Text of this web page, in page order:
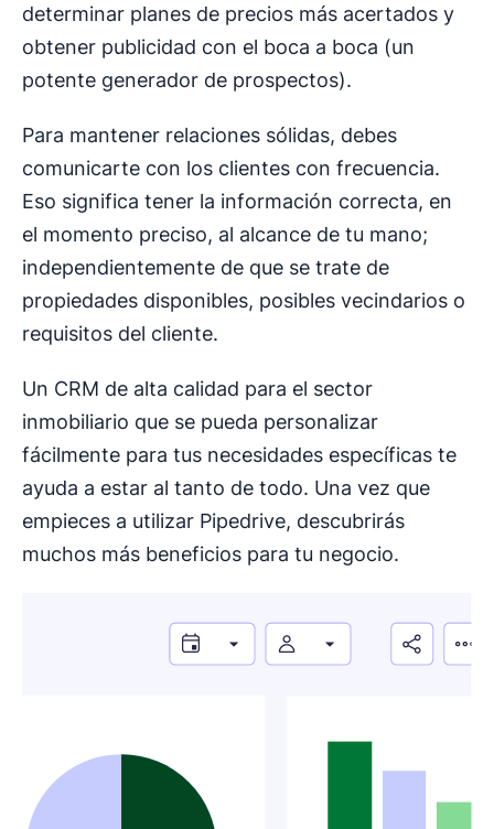
determinar planes de precios más acertados y
obtener publicidad con el boca a boca (un
potente generador de prospectos).
Para mantener relaciones sólidas, debes
comunicarte con los clientes con frecuencia.
Eso significa tener la información correcta, en
el momento preciso, al alcance de tu mano;
independientemente de que se trate de
propiedades disponibles, posibles vecindarios o
requisitos del cliente.
Un CRM de alta calidad para el sector
inmobiliario que se pueda personalizar
fácilmente para tus necesidades específicas te
ayuda a estar al tanto de todo. Una vez que
empieces a utilizar Pipedrive, descubrirás
muchos más beneficios para tu negocio.